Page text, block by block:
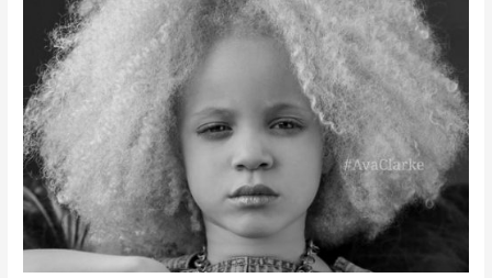
про
які
нам
не
кажуть
лікарі